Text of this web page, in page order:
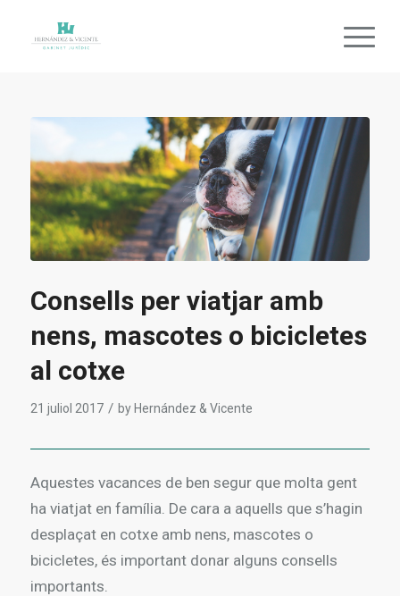
Consells per viatjar amb
nens, mascotes o bicicletes
al cotxe
21 juliol 2017 / by Hernández & Vicente
Aquestes vacances de ben segur que molta gent
ha viatjat en família. De cara a aquells que s’hagin
desplaçat en cotxe amb nens, mascotes o
bicicletes, és important donar alguns consells
importants.